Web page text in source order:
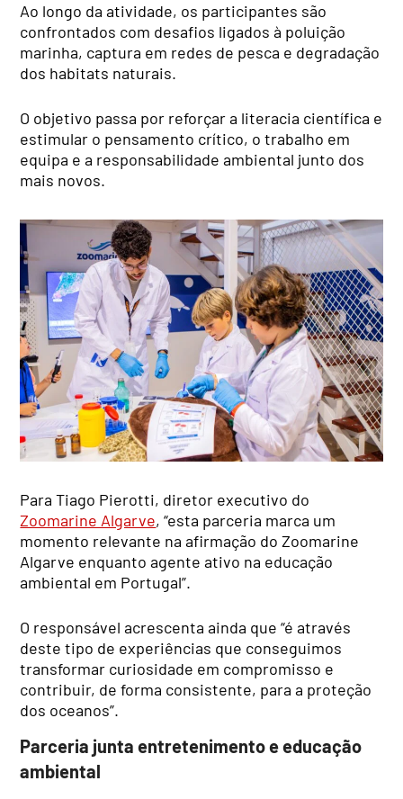
Ao longo da atividade, os participantes são
confrontados com desafios ligados à poluição
marinha, captura em redes de pesca e degradação
dos habitats naturais.
O objetivo passa por reforçar a literacia científica e
estimular o pensamento crítico, o trabalho em
equipa e a responsabilidade ambiental junto dos
mais novos.
Para Tiago Pierotti, diretor executivo do
Zoomarine Algarve, “esta parceria marca um
momento relevante na afirmação do Zoomarine
Algarve enquanto agente ativo na educação
ambiental em Portugal”.
O responsável acrescenta ainda que “é através
deste tipo de experiências que conseguimos
transformar curiosidade em compromisso e
contribuir, de forma consistente, para a proteção
dos oceanos”.
Parceria junta entretenimento e educação
ambiental